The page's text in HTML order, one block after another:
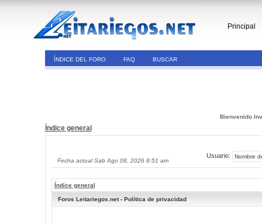
Principal
ÍNDICE DEL FORO FAQ BUSCAR
Bienvenido
Índice general
Fecha actual Sab Ago 08, 2026 8:51 am
Usuario:
Índice general
Foros Leitariegos.net - Política de privacidad